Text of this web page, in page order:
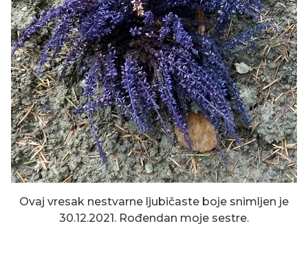
Ovaj vresak nestvarne ljubičaste boje snimljen je
30.12.2021. Rođendan moje sestre.